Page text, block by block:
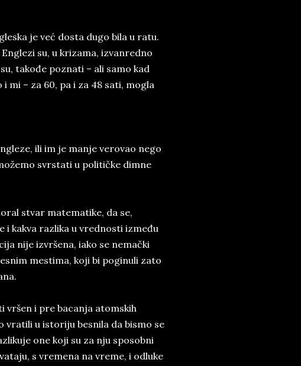
je već dosta dugo bila u ratu.
su, u krizama, izvanredno
takođe poznati – ali samo kad
mi – za 60, pa i za 48 sati, mogla
ili im je manje verovao nego
svrstati u političke dimne
stvar matematike, da se,
i kakva razlika u vrednosti između
nije izvršena, iako se nemački
mestima, koji bi poginuli zato
i pre bacanja atomskih
vratili u istoriju besnila da bismo se
one koji su za nju sposobni
s vremena na vreme, i odluke